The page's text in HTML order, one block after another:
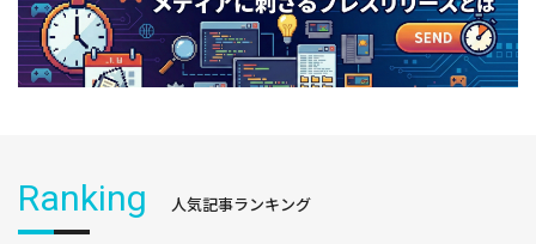
Ranking 人気記事ランキング